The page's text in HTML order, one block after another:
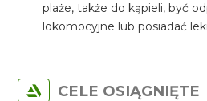
plaże, także do kąpieli, być
lokomocyjne lub posiadać
CELE OSIĄGNIĘTE